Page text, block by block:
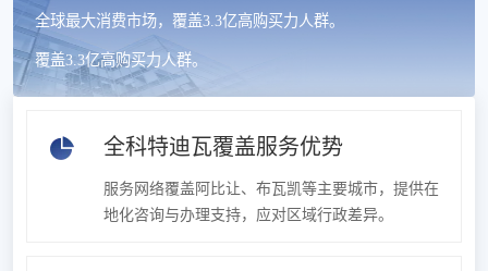
全球最大消费市场，覆盖3.3亿高购买力人群。
覆盖3.3亿高购买力人群。
全科特迪瓦覆盖服务优势
服务网络覆盖阿比让、布瓦凯等主要城市，提供在
地化咨询与办理支持，应对区域行政差异。